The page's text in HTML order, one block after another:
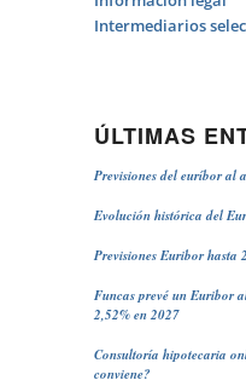
Intermediarios
ÚLTIMAS
Previsiones del euríbor al
Evolución histórica del
Previsiones Euribor hasta
Funcas prevé un Euribor
2,52% en 2027
Consultoría hipotecaria
conviene?